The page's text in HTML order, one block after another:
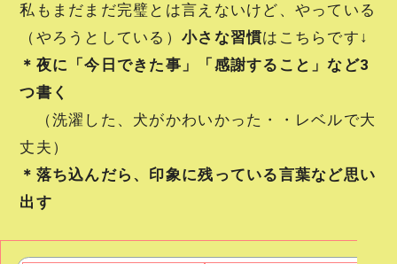
私もまだまだ完璧とは言えないけど、やっている
（やろうとしている）小さな習慣はこちらです↓
＊夜に「今日できた事」「感謝すること」など3
つ書く
（洗濯した、犬がかわいかった・・レベルで大
丈夫）
＊落ち込んだら、印象に残っている言葉など思い
出す